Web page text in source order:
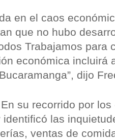
en el caos
que no hubo
Trabajamos para
económica incluirá
dijo
su recorrido por
las
ventas de